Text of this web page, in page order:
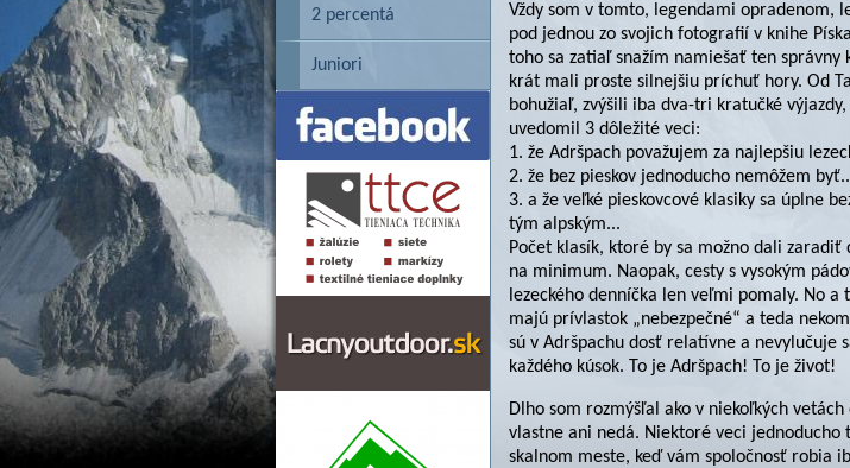
2 percentá
Juniori
Vždy som v tomto, legendami opradenom,
pod jednou zo svojich fotografií v knihe
toho sa zatiaľ snažím namiešať ten správny
krát mali proste silnejšiu príchuť hory. Od
bohužiaľ, zvýšili iba dva-tri kratučké
uvedomil 3 dôležité veci:
1. že Adršpach považujem za najlepšiu
2. že bez pieskov jednoducho nemôžem
3. a že veľké pieskovcové klasiky sa úplne
tým alpským...
Počet klasík, ktoré by sa možno dali zaradiť
na minimum. Naopak, cesty s vysokým
lezeckého denníčka len veľmi pomaly. No
majú prívlastok „nebezpečné“ a teda
sú v Adršpachu dosť relatívne a nevylučuje
každého kúsok. To je Adršpach! To je život!
Dlho som rozmýšľal ako v niekoľkých
vlastne ani nedá. Niektoré veci
skalnom meste, keď vám spoločnosť robia